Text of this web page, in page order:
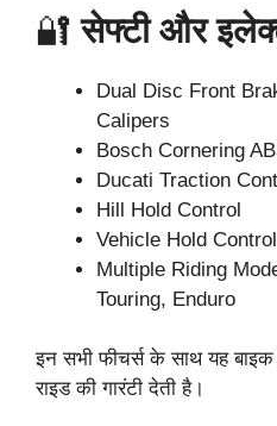
🔐सेफ्टी और
Dual Disc Front
Calipers
Bosch Cornering
Ducati Traction
Hill Hold Control
Vehicle Hold Control
Multiple Riding
Touring, Enduro
इन सभी फीचर्स के साथ यह
राइड की गारंटी देती है।